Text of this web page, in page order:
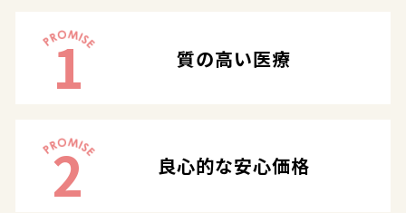
1 質の高い医療
2 良心的な安心価格